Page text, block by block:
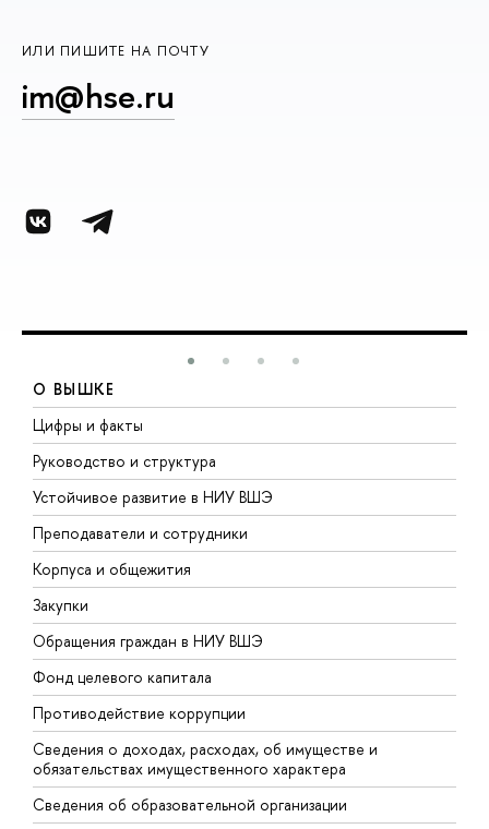
ИЛИ ПИШИТЕ НА ПОЧТУ
im@hse.ru
О ВЫШКЕ
Цифры и факты
Руководство и структура
Устойчивое развитие в НИУ ВШЭ
Преподаватели и сотрудники
Корпуса и общежития
Закупки
Обращения граждан в НИУ ВШЭ
Фонд целевого капитала
Противодействие коррупции
Сведения о доходах, расходах, об имуществе и
обязательствах имущественного характера
Сведения об образовательной организации